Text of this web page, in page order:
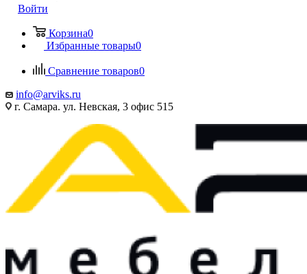
Войти
Корзина0
Избранные товары0
Сравнение товаров0
info@arviks.ru
г. Самара. ул. Невская, 3 офис 515